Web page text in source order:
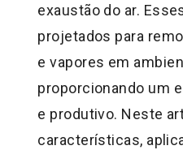
exaustão do ar.
projetados para
e vapores em
proporcionando um
e produtivo. Neste
características,